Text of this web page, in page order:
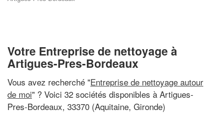
Votre Entreprise de nettoyage à
Artigues-Pres-Bordeaux
Vous avez recherché "Entreprise de nettoyage autour
de moi" ? Voici 32 sociétés disponibles à Artigues-
Pres-Bordeaux, 33370 (Aquitaine, Gironde)